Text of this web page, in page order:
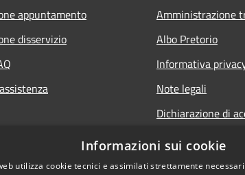
appuntamento
disservizio
Amministrazione
Albo Pretorio
Informativa
Note legali
Dichiarazione di
Informazioni sui cookie
utilizza cookie tecnici e assimilati strettamente